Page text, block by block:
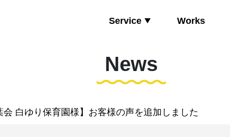
Service Works
News
会 白ゆり保育園様】お客様の声を追加しました